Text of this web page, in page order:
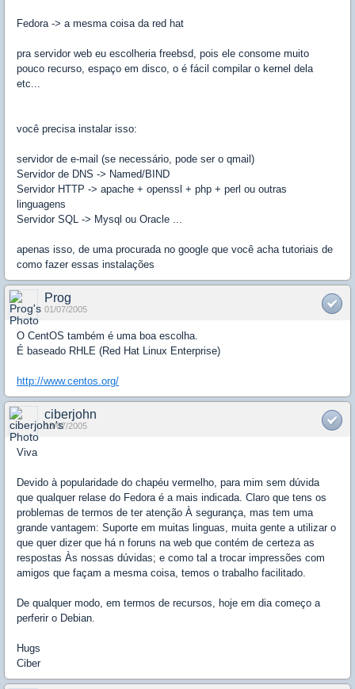
Fedora -> a mesma coisa da red hat
pra servidor web eu escolheria freebsd, pois ele consome muito
pouco recurso, espaço em disco, o é fácil compilar o kernel dela
etc...
você precisa instalar isso:
servidor de e-mail (se necessário, pode ser o qmail)
Servidor de DNS -> Named/BIND
Servidor HTTP -> apache + openssl + php + perl ou outras
linguagens
Servidor SQL -> Mysql ou Oracle ...
apenas isso, de uma procurada no google que você acha tutoriais de
como fazer essas instalações
Prog
01/07/2005
O CentOS também é uma boa escolha.
É baseado RHLE (Red Hat Linux Enterprise)
http://www.centos.org/
ciberjohn
18/07/2005
Viva
Devido à popularidade do chapéu vermelho, para mim sem dúvida
que qualquer relase do Fedora é a mais indicada. Claro que tens os
problemas de termos de ter atenção À segurança, mas tem uma
grande vantagem: Suporte em muitas linguas, muita gente a utilizar o
que quer dizer que há n foruns na web que contém de certeza as
respostas Às nossas dúvidas; e como tal a trocar impressões com
amigos que façam a mesma coisa, temos o trabalho facilitado.
De qualquer modo, em termos de recursos, hoje em dia começo a
perferir o Debian.
Hugs
Ciber